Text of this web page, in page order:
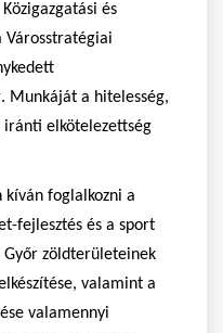
és
Városstratégiai
Munkáját a hitelesség,
iránti elkötelezettség
foglalkozni a
fejlesztés és a sport
Győr zöldterületeinek
valamint a
valamennyi